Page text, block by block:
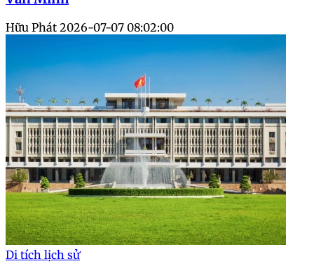
Hữu Phát 2026-07-07 08:02:00
Di tích lịch sử